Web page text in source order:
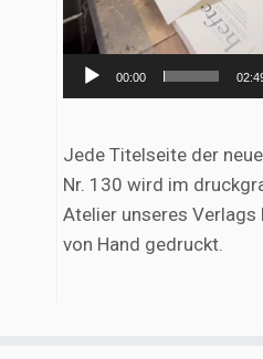
00:00
Jede Titelseite der
Nr. 130 wird im
Atelier unseres Verlags
von Hand gedruckt.